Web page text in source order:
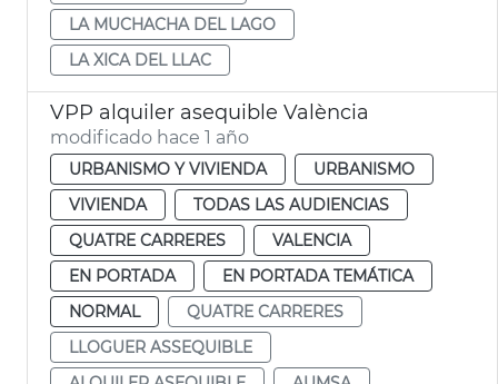
LA MUCHACHA DEL LAGO
LA XICA DEL LLAC
VPP alquiler asequible València
modificado hace 1 año
URBANISMO Y VIVIENDA
URBANISMO
VIVIENDA
TODAS LAS AUDIENCIAS
QUATRE CARRERES
VALENCIA
EN PORTADA
EN PORTADA TEMÁTICA
NORMAL
QUATRE CARRERES
LLOGUER ASSEQUIBLE